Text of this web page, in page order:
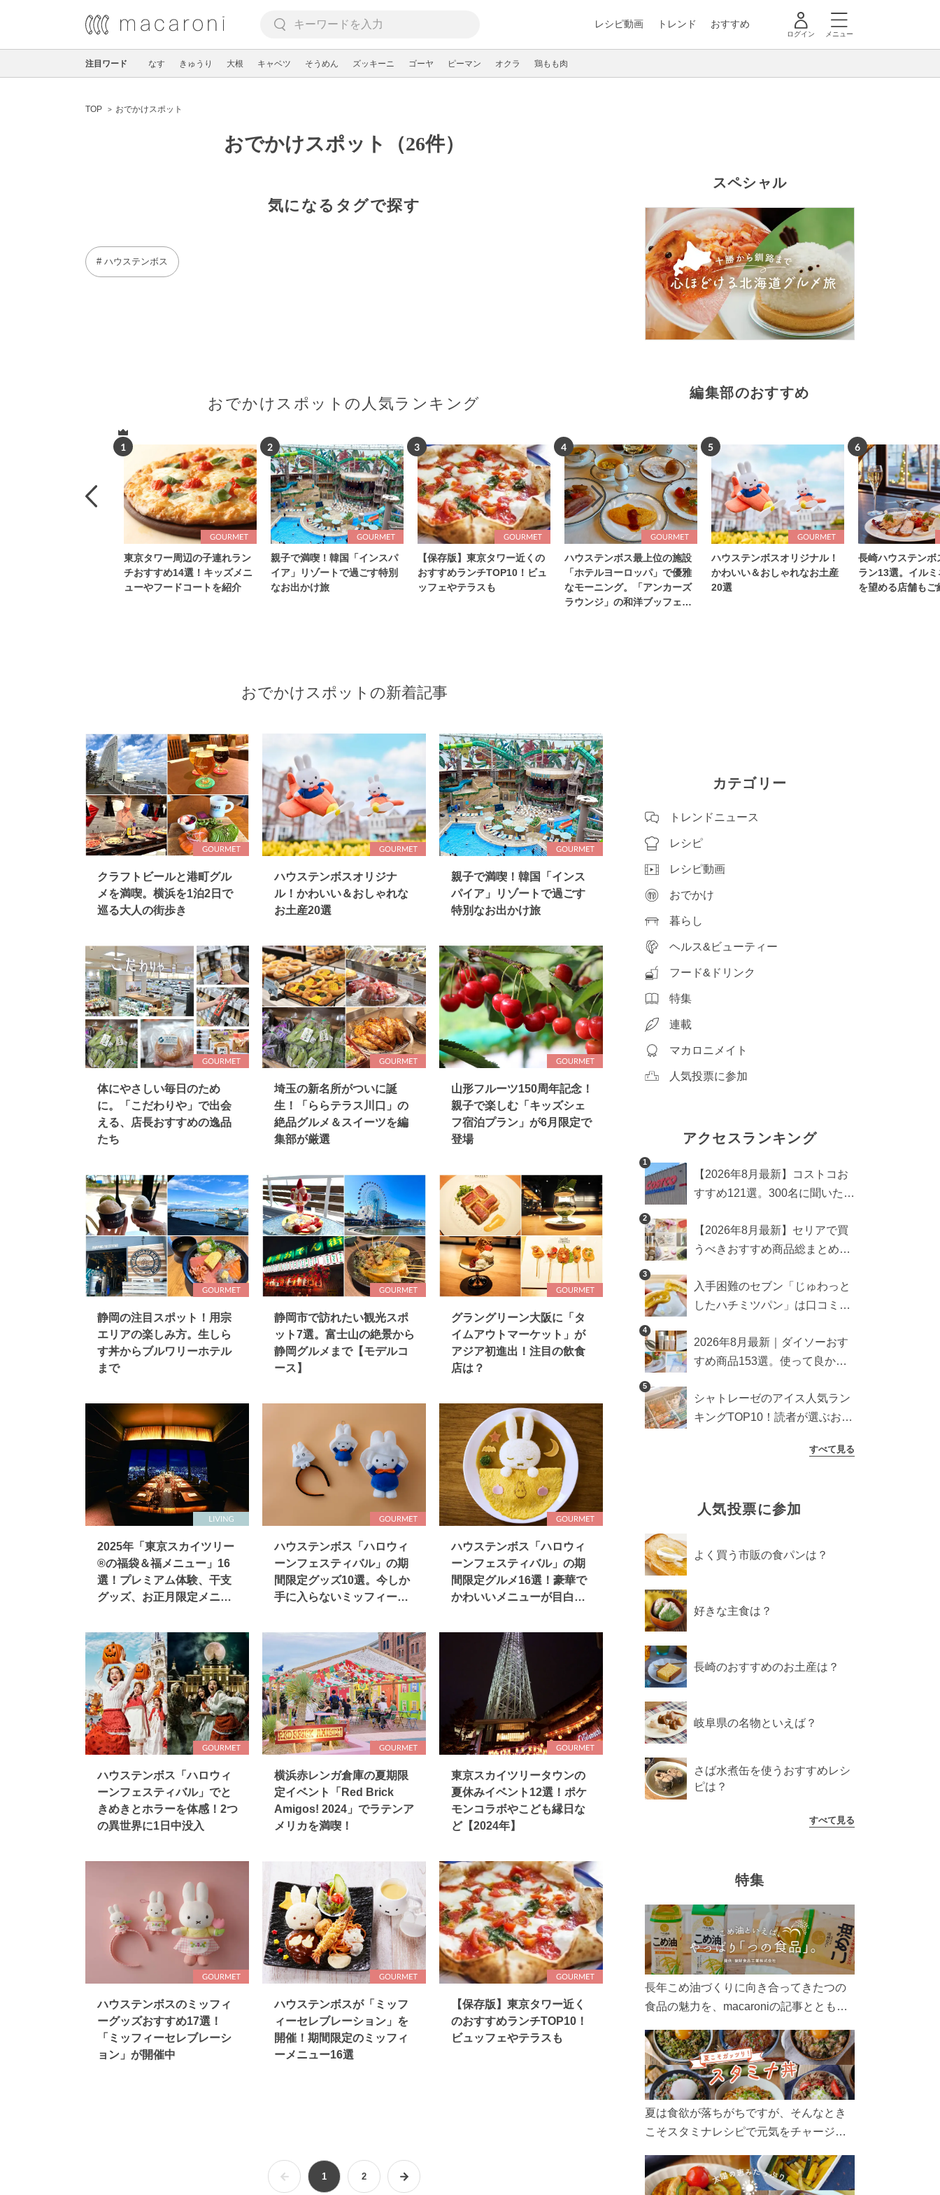
レシピ動画 トレンド おすすめ
ログイン メニュー
注目ワード なす きゅうり 大根 キャベツ そうめん ズッキーニ ゴーヤ ピーマン オクラ 鶏もも肉
TOP おでかけスポット
おでかけスポット（26件）
気になるタグで探す
# ハウステンボス
おでかけスポットの人気ランキング
1
東京タワー周辺の子連れラン
チおすすめ14選！キッズメニ
ューやフードコートを紹介
2
親子で満喫！韓国「インスパ
イア」リゾートで過ごす特別
なお出かけ旅
3
【保存版】東京タワー近くの
おすすめランチTOP10！ビュ
ッフェやテラスも
4
ハウステンボス最上位の施設
「ホテルヨーロッパ」で優雅
なモーニング。「アンカーズ
ラウンジ」の和洋ブッフェを
5
ハウステンボスオリジナル！
かわいい＆おしゃれなお土産
20選
6
長崎ハウステンボ
ラン13選。イル
を望める店舗もご
おでかけスポットの新着記事
クラフトビールと港町グル
メを満喫。横浜を1泊2日で
巡る大人の街歩き
ハウステンボスオリジナ
ル！かわいい＆おしゃれな
お土産20選
親子で満喫！韓国「インス
パイア」リゾートで過ごす
特別なお出かけ旅
体にやさしい毎日のため
に。「こだわりや」で出会
える、店長おすすめの逸品
たち
埼玉の新名所がついに誕
生！「ららテラス川口」の
絶品グルメ＆スイーツを編
集部が厳選
山形フルーツ150周年記念！
親子で楽しむ「キッズシェ
フ宿泊プラン」が6月限定で
登場
静岡の注目スポット！用宗
エリアの楽しみ方。生しら
す丼からブルワリーホテル
まで
静岡市で訪れたい観光スポ
ット7選。富士山の絶景から
静岡グルメまで【モデルコ
ース】
グラングリーン大阪に「タ
イムアウトマーケット」が
アジア初進出！注目の飲食
店は？
2025年「東京スカイツリー
®の福袋＆福メニュー」16
選！プレミアム体験、干支
グッズ、お正月限定メニュ
ハウステンボス「ハロウィ
ーンフェスティバル」の期
間限定グッズ10選。今しか
手に入らないミッフィーア
ハウステンボス「ハロウィ
ーンフェスティバル」の期
間限定グルメ16選！豪華で
かわいいメニューが目白押
ハウステンボス「ハロウィ
ーンフェスティバル」でと
きめきとホラーを体感！2つ
の異世界に1日中没入
横浜赤レンガ倉庫の夏期限
定イベント「Red Brick
Amigos! 2024」でラテンア
メリカを満喫！
東京スカイツリータウンの
夏休みイベント12選！ポケ
モンコラボやこども縁日な
ど【2024年】
ハウステンボスのミッフィ
ーグッズおすすめ17選！
「ミッフィーセレブレーシ
ョン」が開催中
ハウステンボスが「ミッフ
ィーセレブレーション」を
開催！期間限定のミッフィ
ーメニュー16選
【保存版】東京タワー近く
のおすすめランチTOP10！
ビュッフェやテラスも
1 2
スペシャル
編集部のおすすめ
カテゴリー
トレンドニュース
レシピ
レシピ動画
おでかけ
暮らし
ヘルス&ビューティー
フード&ドリンク
特集
連載
マカロニメイト
人気投票に参加
アクセスランキング
1
【2026年8月最新】コストコお
すすめ121選。300名に聞いた買
め商品も
2
【2026年8月最新】セリアで買
うべきおすすめ商品総まとめ。
3
入手困難のセブン「じゅわっと
したハチミツパン」は口コミ通
検証
4
2026年8月最新｜ダイソーおす
すめ商品153選。使って良かっ
5
シャトレーゼのアイス人気ラン
キングTOP10！読者が選ぶおす
すべて見る
人気投票に参加
よく買う市販の食パンは？
好きな主食は？
長崎のおすすめのお土産は？
岐阜県の名物といえば？
さば水煮缶を使うおすすめレシ
ピは？
すべて見る
特集
長年こめ油づくりに向き合ってきたつの
食品の魅力を、macaroniの記事とともに
ん、製造現場や品質へのこだわりまで。
こめ油をもっと好きになるコンテンツを
ぜひお楽しみください。
夏は食欲が落ちがちですが、そんなとき
こそスタミナレシピで元気をチャージ！
リ食べて、夏バテを吹き飛ばしましょ
う！